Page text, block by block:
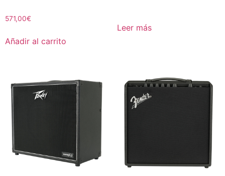
571,00€
Añadir al carrito
Leer más